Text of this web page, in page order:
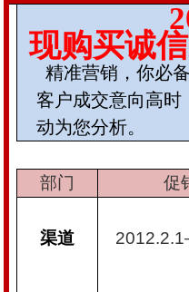
国商网节日祝
国商网节日祝
国商网节日祝
国商网节日祝
国商网节日祝
国商网节日祝
国商网节日祝
现购买诚
精准营销，你必
客户成交意向高时
动为您分析。
部门 促
渠道 2012.2.1